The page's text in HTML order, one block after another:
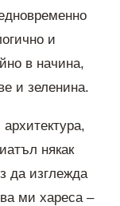
и
в начина,
и зеленина.
някак
да изглежда
ми хареса –